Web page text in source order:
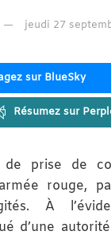
jeudi 27
sur BlueSky
Résumez sur
de prise de
rouge,
À
d’une